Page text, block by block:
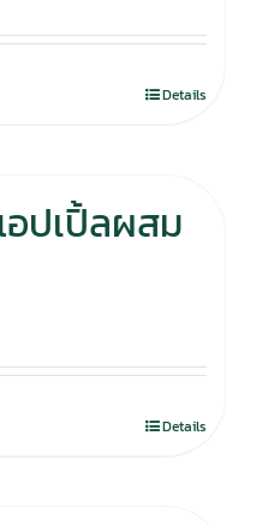
Details
อปเปิ้ลผสม
Details